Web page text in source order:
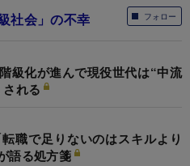
フォロー
社会」の不幸
級化が進んで現役世代は“中流
れる
職で足りないのはスキルより
語る処方箋